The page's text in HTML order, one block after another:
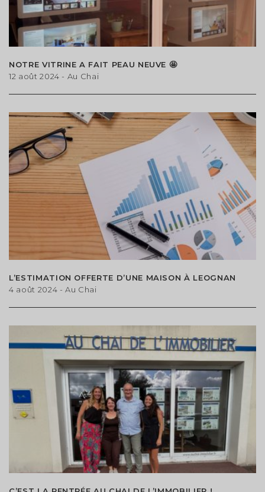
NOTRE VITRINE A FAIT PEAU NEUVE 🤩
12 août 2024 - Au Chai
L’ESTIMATION OFFERTE D’UNE MAISON À LEOGNAN
4 août 2024 - Au Chai